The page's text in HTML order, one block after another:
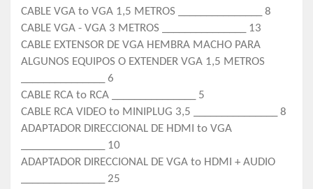
CABLE VGA to VGA 1,5 METROS _______________ 8
CABLE VGA - VGA 3 METROS _______________ 13
CABLE EXTENSOR DE VGA HEMBRA MACHO PARA
ALGUNOS EQUIPOS O EXTENDER VGA 1,5 METROS
_______________ 6
CABLE RCA to RCA _______________ 5
CABLE RCA VIDEO to MINIPLUG 3,5 _______________ 8
ADAPTADOR DIRECCIONAL DE HDMI to VGA
_______________ 10
ADAPTADOR DIRECCIONAL DE VGA to HDMI + AUDIO
_______________ 25